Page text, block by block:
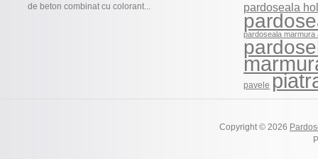
de beton combinat cu colorant...
pardoseala
pardoseala marmura
pavele
Copyright © 2026